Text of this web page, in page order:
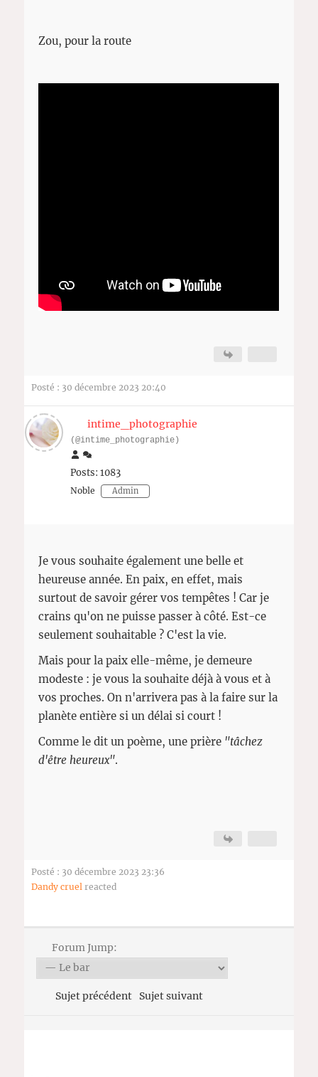
Zou, pour la route
Posté : 30 décembre 2023 20:40
intime_photographie
(@intime_photographie)
Posts: 1083
Noble Admin
Je vous souhaite également une belle et
heureuse année. En paix, en effet, mais
surtout de savoir gérer vos tempêtes ! Car je
crains qu'on ne puisse passer à côté. Est-ce
seulement souhaitable ? C'est la vie.
Mais pour la paix elle-même, je demeure
modeste : je vous la souhaite déjà à vous et à
vos proches. On n'arrivera pas à la faire sur la
planète entière si un délai si court !
Comme le dit un poème, une prière "tâchez
d'être heureux".
Posté : 30 décembre 2023 23:36
Dandy cruel reacted
Forum Jump:
Sujet précédent Sujet suivant